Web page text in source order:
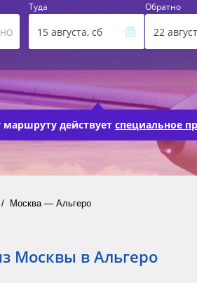
Туда
15 августа, сб
Обратно
22
действует специальное
Москва — Альгеро
Москвы в Альгеро